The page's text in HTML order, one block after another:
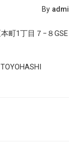
By
町1丁目７−８